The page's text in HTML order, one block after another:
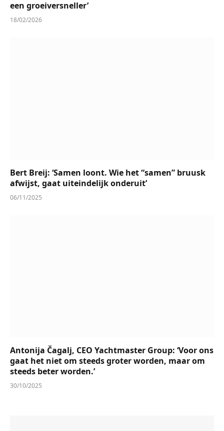
een groeiversneller’
18/02/2026
Bert Breij: ‘Samen loont. Wie het “samen” bruusk
afwijst, gaat uiteindelijk onderuit’
06/11/2025
Antonija Čagalj, CEO Yachtmaster Group: ‘Voor ons
gaat het niet om steeds groter worden, maar om
steeds beter worden.’
30/10/2025